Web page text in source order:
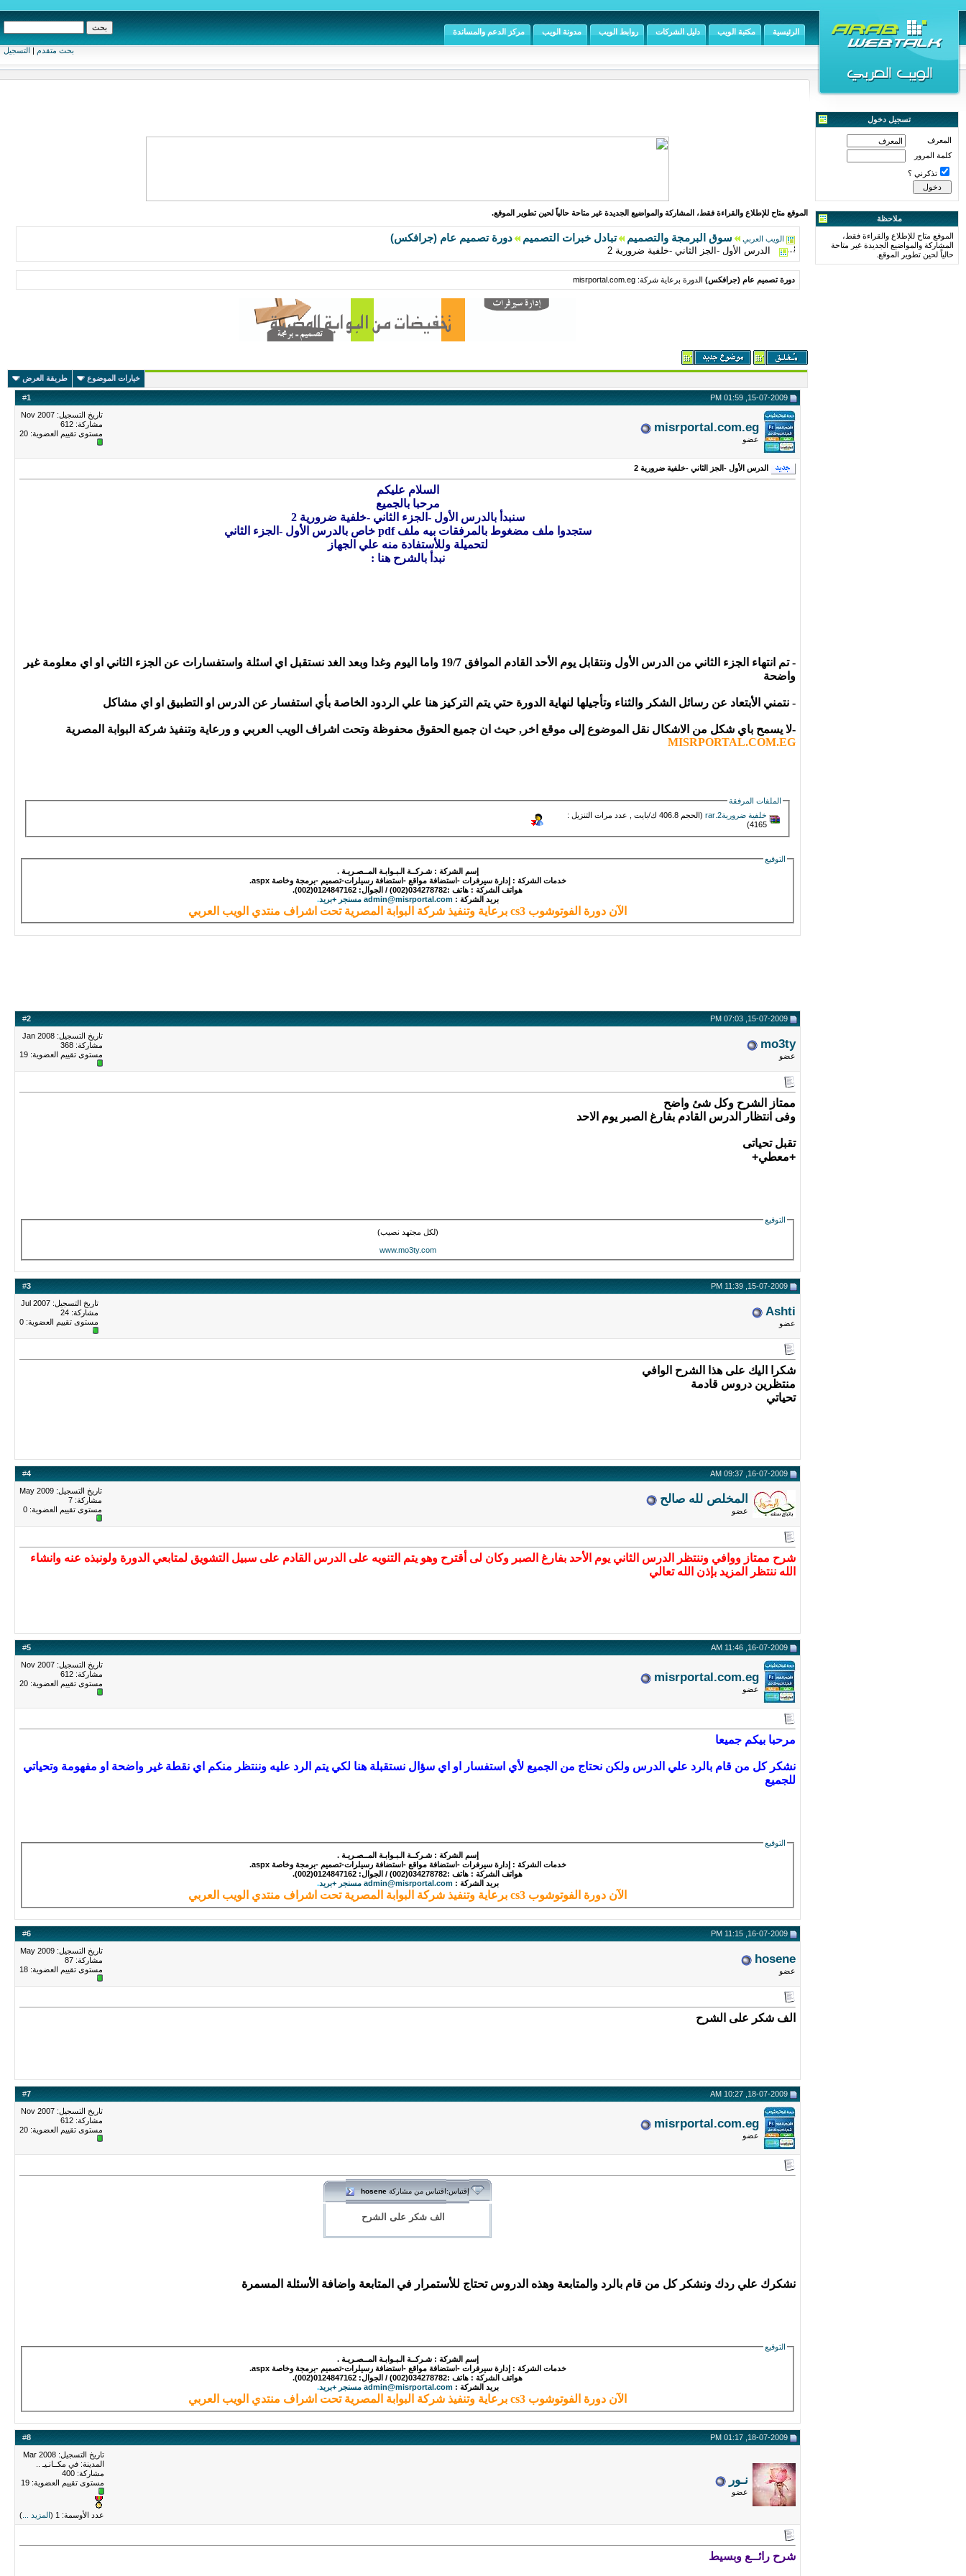
بحث متقدم | التسجيل
الرئيسية مكتبة الويب دليل الشركات روابط الويب مدونة الويب مركز الدعم والمساندة
تسجيل دخول
المعرف
كلمة المرور
تذكرني ؟
ملاحظة
الموقع متاح للإطلاع والقراءة فقط،
المشاركة والمواضيع الجديدة غير متاحة
حالياً لحين تطوير الموقع.
الموقع متاح للإطلاع والقراءة فقط، المشاركة والمواضيع الجديدة غير متاحة حالياً لحين تطوير الموقع.
الويب العربي سوق البرمجة والتصميم تبادل خبرات التصميم دورة تصميم عام (جرافكس)
الدرس الأول -الجز الثاني -خلفية ضرورية 2
دورة تصميم عام (جرافكس) الدورة برعاية شركة: misrportal.com.eg
خيارات الموضوع طريقة العرض
#1
misrportal.com.eg
عضو
تاريخ التسجيل: Nov 2007
مشاركة: 612
مستوى تقييم العضوية: 20
الدرس الأول -الجز الثاني -خلفية ضرورية 2
السلام عليكم
مرحبا بالجميع
سنبدأ بالدرس الأول -الجزء الثاني -خلفية ضرورية 2
ستجدوا ملف مضغوط بالمرفقات بيه ملف pdf خاص بالدرس الأول -الجزء الثاني
لتحميلة وللأستفادة منه علي الجهاز
نبدأ بالشرح هنا :
- تم انتهاء الجزء الثاني من الدرس الأول ونتقابل يوم الأحد القادم الموافق 19/7 واما اليوم وغدا وبعد الغد نستقبل اي اسئلة واستفسارات عن الجزء الثاني او اي معلومة غير
واضحة
- نتمني الأبتعاد عن رسائل الشكر والثناء وتأجيلها لنهاية الدورة حتي يتم التركيز هنا علي الردود الخاصة بأي استفسار عن الدرس او التطبيق او اي مشاكل
-لا يسمح باي شكل من الاشكال نقل الموضوع إلى موقع اخر, حيث ان جميع الحقوق محفوظة وتحت اشراف الويب العربي و ورعاية وتنفيذ شركة البوابة المصرية
MISRPORTAL.COM.EG
الملفات المرفقة
خلفية ضرورية2.rar‏
(الحجم 406.8 ك/بايت , عدد مرات التنزيل :
4165)
التوقيع
إسم الشركة : شـركــة الـبـوابـة المــصـريـة .
خدمات الشركة : إدارة سيرفرات -استضافة مواقع -استضافة رسيلرات-تصميم -برمجة وخاصة aspx.
هواتف الشركة : هاتف :034278782(002) / الجوال: 0124847162(002).
بريد الشركة :admin@misrportal.com مسنجر +بريد .
الآن دورة الفوتوشوب cs3 برعاية وتنفيذ شركة البوابة المصرية تحت اشراف منتدي الويب العربي
#2
mo3ty
عضو
تاريخ التسجيل: Jan 2008
مشاركة: 368
مستوى تقييم العضوية: 19
ممتاز الشرح وكل شئ واضح
وفى انتظار الدرس القادم بفارغ الصبر يوم الاحد
تقبل تحياتى
+معطي+
التوقيع
(لكل مجتهد نصيب)
www.mo3ty.com
#3
Ashti
عضو
تاريخ التسجيل: Jul 2007
مشاركة: 24
مستوى تقييم العضوية: 0
شكرا اليك على هذا الشرح الوافي
منتظرين دروس قادمة
تحياتي
#4
المخلص لله صالح
عضو
تاريخ التسجيل: May 2009
مشاركة: 7
مستوى تقييم العضوية: 0
شرح ممتاز ووافي وننتظر الدرس الثاني يوم الأحد بفارغ الصبر وكان لى أقترح وهو يتم التنويه على الدرس القادم على سبيل التشويق لمتابعي الدورة ولونبذه عنه وانشاء
الله ننتظر المزيد بإذن الله تعالي
#5
misrportal.com.eg
عضو
تاريخ التسجيل: Nov 2007
مشاركة: 612
مستوى تقييم العضوية: 20
مرحبا بيكم جميعا
نشكر كل من قام بالرد علي الدرس ولكن نحتاج من الجميع لأي استفسار او اي سؤال نستقبلة هنا لكي يتم الرد عليه وننتظر منكم اي نقطة غير واضحة او مفهومة وتحياتي
للجميع
التوقيع
إسم الشركة : شـركــة الـبـوابـة المــصـريـة .
خدمات الشركة : إدارة سيرفرات -استضافة مواقع -استضافة رسيلرات-تصميم -برمجة وخاصة aspx.
هواتف الشركة : هاتف :034278782(002) / الجوال: 0124847162(002).
بريد الشركة :admin@misrportal.com مسنجر +بريد .
الآن دورة الفوتوشوب cs3 برعاية وتنفيذ شركة البوابة المصرية تحت اشراف منتدي الويب العربي
#6
hosene
عضو
تاريخ التسجيل: May 2009
مشاركة: 87
مستوى تقييم العضوية: 18
الف شكر على الشرح
#7
misrportal.com.eg
عضو
تاريخ التسجيل: Nov 2007
مشاركة: 612
مستوى تقييم العضوية: 20
إقتباس:اقتباس من مشاركةhosene
الف شكر على الشرح
نشكرك علي ردك ونشكر كل من قام بالرد والمتابعة وهذه الدروس تحتاج للأستمرار في المتابعة واضافة الأسئلة المسمرة
التوقيع
إسم الشركة : شـركــة الـبـوابـة المــصـريـة .
خدمات الشركة : إدارة سيرفرات -استضافة مواقع -استضافة رسيلرات-تصميم -برمجة وخاصة aspx.
هواتف الشركة : هاتف :034278782(002) / الجوال: 0124847162(002).
بريد الشركة :admin@misrportal.com مسنجر +بريد .
الآن دورة الفوتوشوب cs3 برعاية وتنفيذ شركة البوابة المصرية تحت اشراف منتدي الويب العربي
#8
نـور
عضو
تاريخ التسجيل: Mar 2008
المدينة: في مكــانـيـ ..
مشاركة: 400
مستوى تقييم العضوية: 19
عدد الأوسمة: 1 ( المزيد ... )
شرح رائــع وبسيط